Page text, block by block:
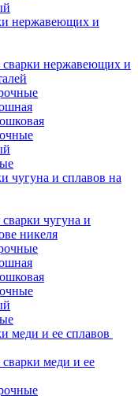
нержавеющих и
нержавеющих и
чугуна и сплавов на
чугуна и
никеля
меди и ее сплавов
меди и ее